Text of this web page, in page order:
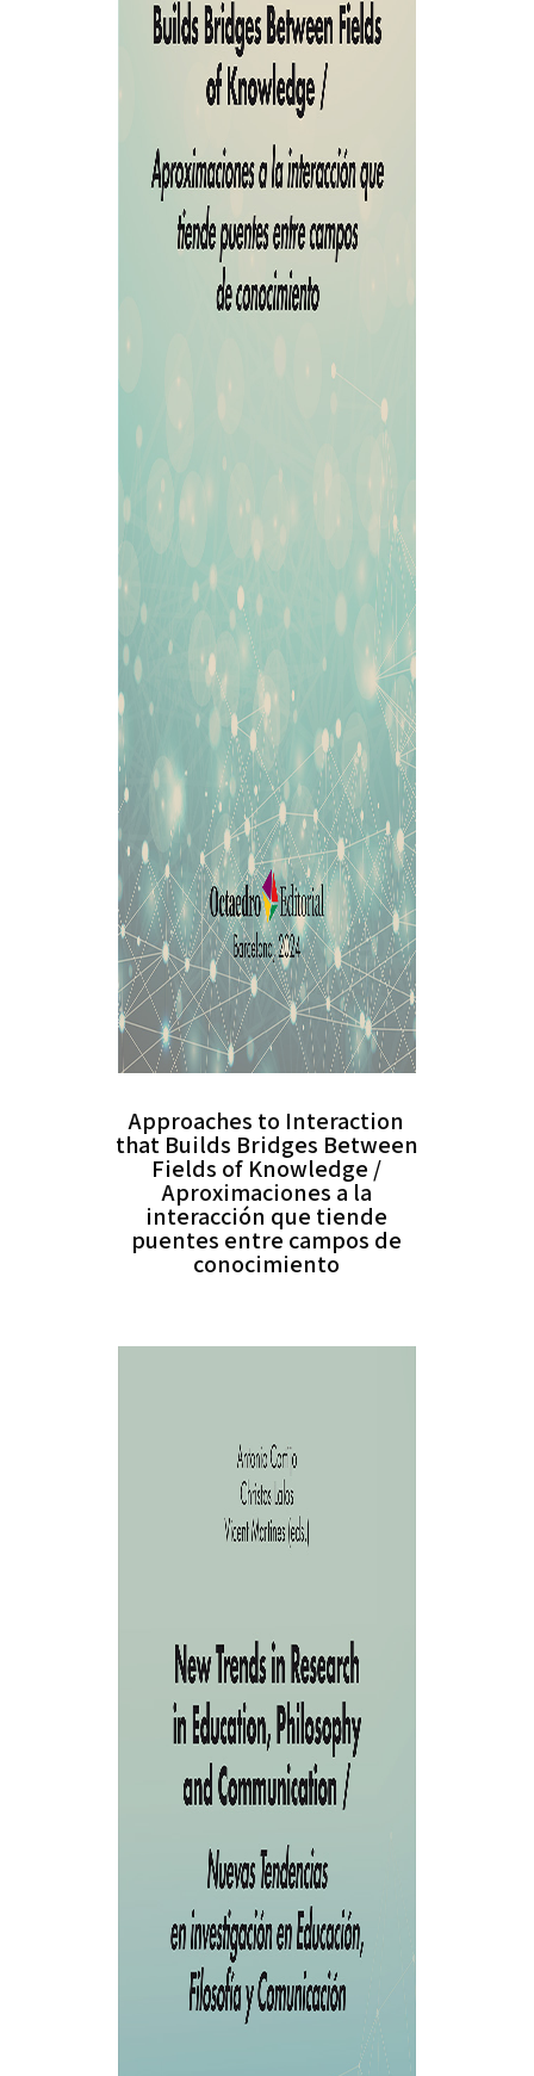
Approaches to Interaction
that Builds Bridges Between
Fields of Knowledge /
Aproximaciones a la
interacción que tiende
puentes entre campos de
conocimiento